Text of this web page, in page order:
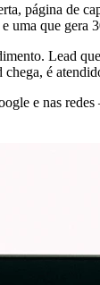
página de
que gera
Lead
é
e nas